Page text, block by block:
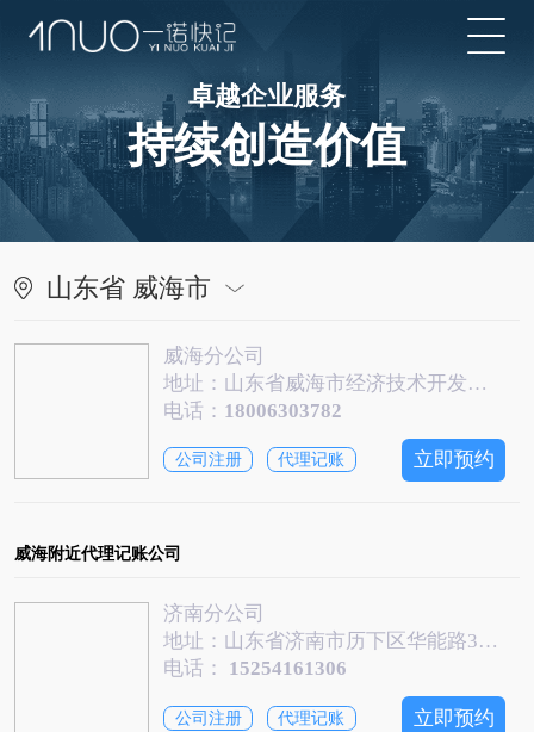
卓越企业服务
持续创造价值
山东省 威海市
威海分公司
地址：山东省威海市经济技术开发区乐天世纪城1号B座1818-1819室
电话： 18006303782
公司注册 代理记账 立即预约
威海附近代理记账公司
济南分公司
地址：山东省济南市历下区华能路38号汇源大厦1013-1014室
电话： 15254161306
公司注册 代理记账 立即预约